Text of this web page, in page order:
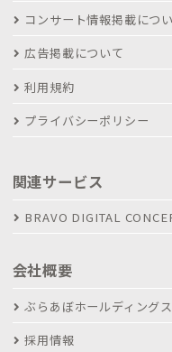
コンサート情報掲載につ
広告掲載について
利用規約
プライバシーポリシー
関連サービス
BRAVO DIGITAL
会社概要
ぶらあぼホールディングス
採用情報